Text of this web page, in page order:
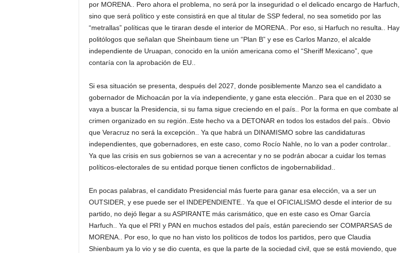
por MORENA.. Pero ahora el problema, no será por la inseguridad o el delicado encargo de Harfuch,
sino que será político y este consistirá en que al titular de SSP federal, no sea sometido por las
“metrallas” políticas que le tiraran desde el interior de MORENA.. Por eso, si Harfuch no resulta.. Hay
politólogos que señalan que Sheinbaum tiene un “Plan B” y ese es Carlos Manzo, el alcalde
independiente de Uruapan, conocido en la unión americana como el “Sheriff Mexicano”, que
contaría con la aprobación de EU..
Si esa situación se presenta, después del 2027, donde posiblemente Manzo sea el candidato a
gobernador de Michoacán por la vía independiente, y gane esta elección.. Para que en el 2030 se
vaya a buscar la Presidencia, si su fama sigue creciendo en el país.. Por la forma en que combate al
crimen organizado en su región..Este hecho va a DETONAR en todos los estados del país.. Obvio
que Veracruz no será la excepción.. Ya que habrá un DINAMISMO sobre las candidaturas
independientes, que gobernadores, en este caso, como Rocío Nahle, no lo van a poder controlar..
Ya que las crisis en sus gobiernos se van a acrecentar y no se podrán abocar a cuidar los temas
políticos-electorales de su entidad porque tienen conflictos de ingobernabilidad..
En pocas palabras, el candidato Presidencial más fuerte para ganar esa elección, va a ser un
OUTSIDER, y ese puede ser el INDEPENDIENTE.. Ya que el OFICIALISMO desde el interior de su
partido, no dejó llegar a su ASPIRANTE más carismático, que en este caso es Omar García
Harfuch.. Ya que el PRI y PAN en muchos estados del país, están pareciendo ser COMPARSAS de
MORENA.. Por eso, lo que no han visto los políticos de todos los partidos, pero que Claudia
Shienbaum ya lo vio y se dio cuenta, es que la parte de la sociedad civil, que se está moviendo, que